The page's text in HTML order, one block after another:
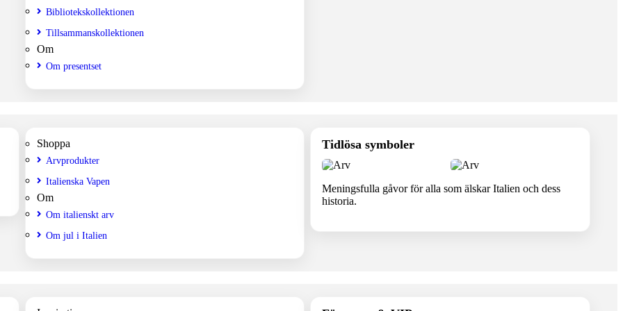
Bibliotekskollektionen
Tillsammanskollektionen
Om
Om presentset
Shoppa
Arvprodukter
Italienska Vapen
Om
Om italienskt arv
Om jul i Italien
Tidlösa symboler
Meningsfulla gåvor för alla som älskar Italien och dess
historia.